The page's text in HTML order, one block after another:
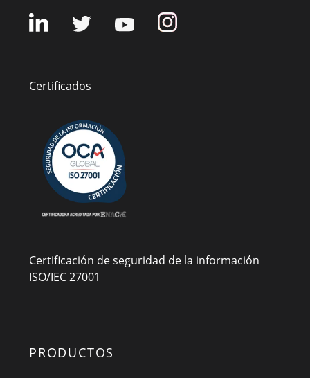
Certificados
Certificación de seguridad de la información
ISO/IEC 27001
PRODUCTOS